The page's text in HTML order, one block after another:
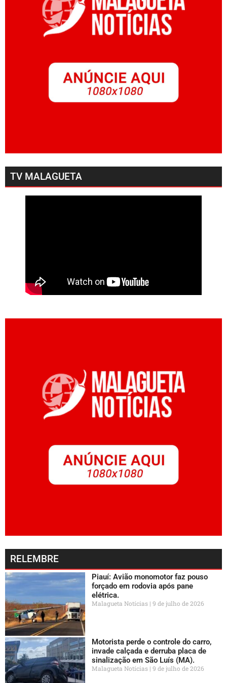
TV MALAGUETA
RELEMBRE
Piauí: Avião monomotor faz pouso
forçado em rodovia após pane
elétrica.
Malagueta Notícias 9 de julho de 2026
Motorista perde o controle do carro,
invade calçada e derruba placa de
sinalização em São Luís (MA).
Malagueta Notícias 9 de julho de 2026